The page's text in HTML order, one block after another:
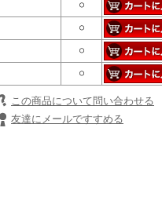
○
○
○
○
この商品について問い合わせる
友達にメールですすめる